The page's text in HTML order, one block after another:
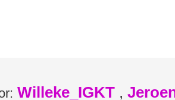
Willeke_IGKT ,